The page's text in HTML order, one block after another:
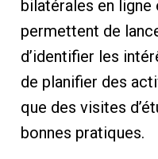
bilatérales en ligne
permettent de
d’identifier les
de planifier des
que des visites
bonnes pratiques.